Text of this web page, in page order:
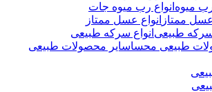
انواع رب میوه جات
انواع عسل ممتاز
انواع سرکه طبیعی
سایر محصولات طبیعی